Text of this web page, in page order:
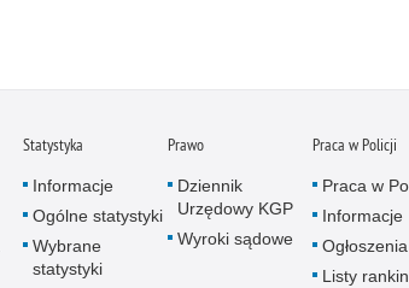
Statystyka
Informacje
Ogólne statystyki
Wybrane
statystyki
Prawo
Dziennik
Urzędowy KGP
Wyroki sądowe
Praca w Policji
Praca w
Informacje
Ogłoszenia
Listy